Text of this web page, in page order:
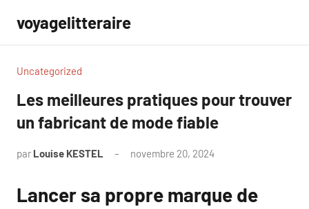
contenu
voyagelitteraire
Uncategorized
Les meilleures pratiques pour trouver
un fabricant de mode fiable
par Louise KESTEL novembre 20, 2024
Lancer sa propre marque de